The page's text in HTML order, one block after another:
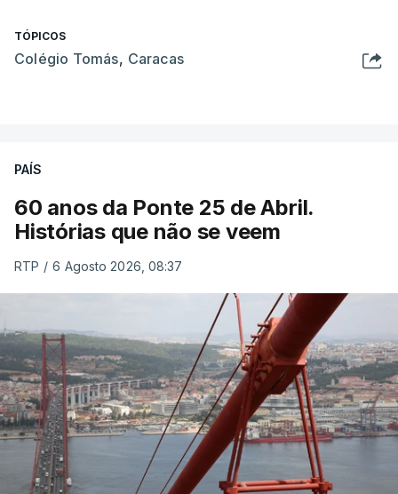
TÓPICOS
Colégio Tomás, Caracas
PAÍS
60 anos da Ponte 25 de Abril.
Histórias que não se veem
RTP / 6 Agosto 2026, 08:37